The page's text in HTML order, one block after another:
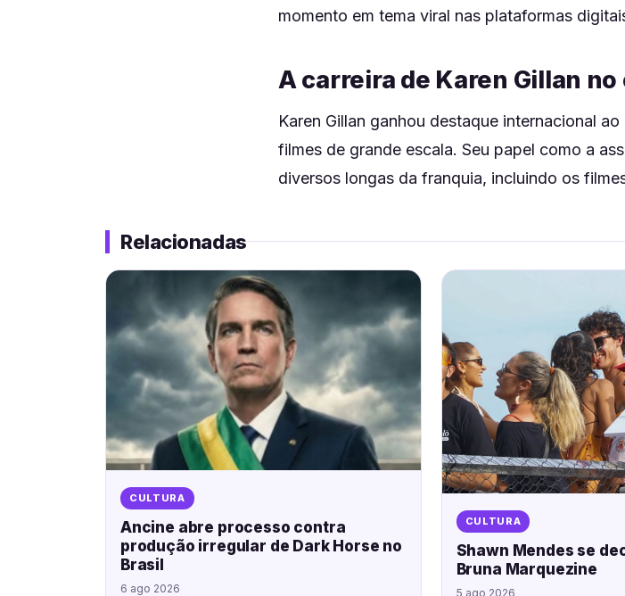
momento em tema viral nas plataformas
A carreira de Karen Gillan
Karen Gillan ganhou destaque internacional
filmes de grande escala. Seu papel como a
diversos longas da franquia, incluindo os
Relacionadas
CULTURA
Ancine abre processo contra
produção irregular de Dark Horse no
Brasil
6 ago 2026
CULTURA
Shawn Mendes se
Bruna Marquezine
5 ago 2026